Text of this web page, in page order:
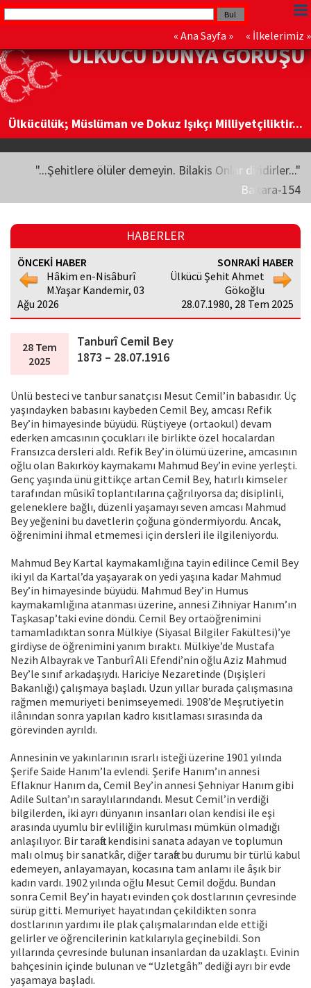
« Ana Sayfa » « İlkelerimiz »
ÜLKÜCÜ DÜNYA GÖRÜŞÜ
Ülkücülük; Müslüman ve Dokuz Işıkçı Milliyetçiliktir...
"...Şehitlere ölüler demeyin. Bilakis Onlar diridirler..."
Bakara-154
HABERLER
ÖNCEKİ HABER
Hâkim en-Nisâburî
M.Yaşar Kandemir, 03
Ağu 2026
SONRAKİ HABER
Ülkücü Şehit Ahmet
Gökoğlu
28.07.1980, 28 Tem 2025
28 Tem
2025
Tanburî Cemil Bey
1873 – 28.07.1916
Ünlü besteci ve tanbur sanatçısı Mesut Cemil’in babasıdır. Üç
yaşındayken babasını kaybeden Cemil Bey, amcası Refik
Bey’in himayesinde büyüdü. Rüştiyeye (ortaokul) devam
ederken amcasının çocukları ile birlikte özel hocalardan
Fransızca dersleri aldı. Refik Bey’in ölümü üzerine, amcasının
oğlu olan Bakırköy kaymakamı Mahmud Bey’in evine yerleşti.
Genç yaşında ünü gittikçe artan Cemil Bey, hatırlı kimseler
tarafından mûsikî toplantılarına çağrılıyorsa da; disiplinli,
geleneklere bağlı, düzenli yaşamayı seven amcası Mahmud
Bey yeğenini bu davetlerin çoğuna göndermiyordu. Ancak,
öğrenimini ihmal etmemesi için dersleri ile ilgileniyordu.
Mahmud Bey Kartal kaymakamlığına tayin edilince Cemil Bey
iki yıl da Kartal’da yaşayarak on yedi yaşına kadar Mahmud
Bey’in himayesinde büyüdü. Mahmud Bey’in Humus
kaymakamlığına atanması üzerine, annesi Zihniyar Hanım’ın
Taşkasap’taki evine döndü. Cemil Bey ortaöğrenimini
tamamladıktan sonra Mülkiye (Siyasal Bilgiler Fakültesi)’ye
girdiyse de öğrenimini yanım bıraktı. Mülkiye’de Mustafa
Nezih Albayrak ve Tanburî Ali Efendi’nin oğlu Aziz Mahmud
Bey’le sınıf arkadaşıydı. Hariciye Nezaretinde (Dışişleri
Bakanlığı) çalışmaya başladı. Uzun yıllar burada çalışmasına
rağmen memuriyeti benimseyemedi. 1908’de Meşrutiyetin
ilânından sonra yapılan kadro kısıtlaması sırasında da
görevinden ayrıldı.
Annesinin ve yakınlarının ısrarlı isteği üzerine 1901 yılında
Şerife Saide Hanım’la evlendi. Şerife Hanım’ın annesi
Eflaknur Hanım da, Cemil Bey’in annesi Şehniyar Hanım gibi
Adile Sultan’ın saraylılarındandı. Mesut Cemil’in verdiği
bilgilerden, iki ayrı dünyanın insanları olan kendisi ile eşi
arasında uyumlu bir evliliğin kurulması mümkün olmadığı
anlaşılıyor. Bir tarafta kendisini sanata adayan ve toplumun
malı olmuş bir sanatkâr, diğer tarafta bu durumu bir türlü kabul
edemeyen, anlayamayan, kocasına tam anlamı ile âşık bir
kadın vardı. 1902 yılında oğlu Mesut Cemil doğdu. Bundan
sonra Cemil Bey’in hayatı evinden çok dostlarının çevresinde
sürüp gitti. Memuriyet hayatından çekildikten sonra
dostlarının yardımı ile plak çalışmalarından elde ettiği
gelirler ve öğrencilerinin katkılarıyla geçinebildi. Son
yıllarında çevresinde bulunan insanlardan da uzaklaştı. Evinin
bahçesinin içinde bulunan ve “Uzletgâh” dediği ayrı bir evde
yaşamaya başladı.